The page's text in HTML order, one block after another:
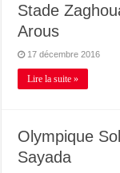
Stade
Arous
17 décembre 2016
Lire la suite »
Olympique
Sayada